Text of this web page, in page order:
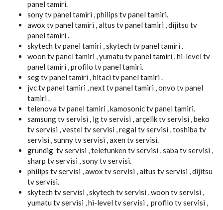
panel tamiri.
sony tv panel tamiri , philips tv panel tamiri.
awox tv panel tamiri , altus tv panel tamiri , dijitsu tv
panel tamiri .
skytech tv panel tamiri , skytech tv panel tamiri .
woon tv panel tamiri , yumatu tv panel tamiri , hi-level tv
panel tamiri , profilo tv panel tamiri.
seg tv panel tamiri , hitaci tv panel tamiri .
jvc tv panel tamiri , next tv panel tamiri , onvo tv panel
tamiri .
telenova tv panel tamiri , kamosonic tv panel tamiri.
samsung tv servisi , lg tv servisi , arçelik tv servisi , beko
tv servisi , vestel tv servisi , regal tv servisi , toshiba tv
servisi , sunny tv servisi , axen tv servisi.
grundig tv servisi , telefunken tv servisi , saba tv servisi ,
sharp tv servisi , sony tv servisi.
philips tv servisi , awox tv servisi , altus tv servisi , dijitsu
tv servisi.
skytech tv servisi , skytech tv servisi , woon tv servisi ,
yumatu tv servisi , hi-level tv servisi , profilo tv servisi ,